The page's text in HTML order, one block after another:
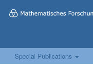
Special Publications